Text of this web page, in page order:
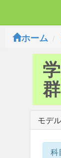
ホーム
群
モデ
科